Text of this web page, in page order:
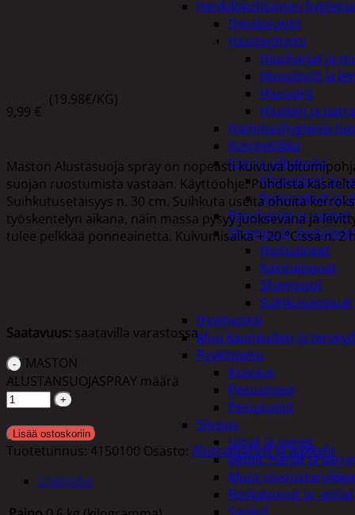
Henkilökohtainen hygienia
Deodorantit
Hiustenhoito
Hiusharjat ja
Hiuspinnit ja
Hiusvärit
Hiusten ja
Hammashygienia
Kosmetiikka
Käsi ja jalkahoito
Käsivoiteet ja
Kynsisakset ja
Pesuharjat ja -sienet
Shampoot,
Hoitoaineet
Käsisaippuat
Shampoot
Suihkusaippuat
Hyvinvointi
Muu kauneuden ja
Pyykinpesu
Kuivaus
Pesuaineet
Pesupussit
Siivous
Liinat ja sienet
Mopit, harjat ja
Muut
Roskapussit ja -astiat
MASTON ALUSTANSUOJASPRAY
9,99 €
(19.98€/KG)
Maston Alustasuoja spray on nopeasti kuivuva
suojan ruostumista vastaan. Käyttöohje: Puhdista
Suihkutusetäisyys n. 30 cm. Suihkuta useita ohuita
työskentelyn aikana, näin massa pysyy juoksevana ja
tulee pelkkää ponneainetta. Kuivumisaika + 20 °C:ssa n.
Saatavuus: saatavilla varastossa
MASTON
ALUSTANSUOJASPRAY määrä
Lisää ostoskoriin
Tuotetunnus: 4150100 Osasto: Alustamassat ja pakkelit
Lisätiedot